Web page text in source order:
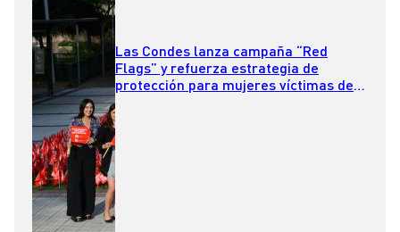
Las Condes lanza campaña “Red
Flags” y refuerza estrategia de
protección para mujeres víctimas de